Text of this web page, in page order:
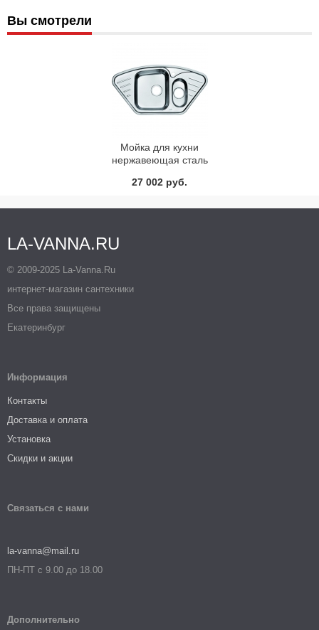
Вы смотрели
Мойка для кухни
нержавеющая сталь
STR96PCi77
27 002 руб.
LA-VANNA.RU
© 2009-2025 La-Vanna.Ru
интернет-магазин сантехники
Все права защищены
Екатеринбург
Информация
Контакты
Доставка и оплата
Установка
Скидки и акции
Связаться с нами
la-vanna@mail.ru
ПН-ПТ с 9.00 до 18.00
Дополнительно